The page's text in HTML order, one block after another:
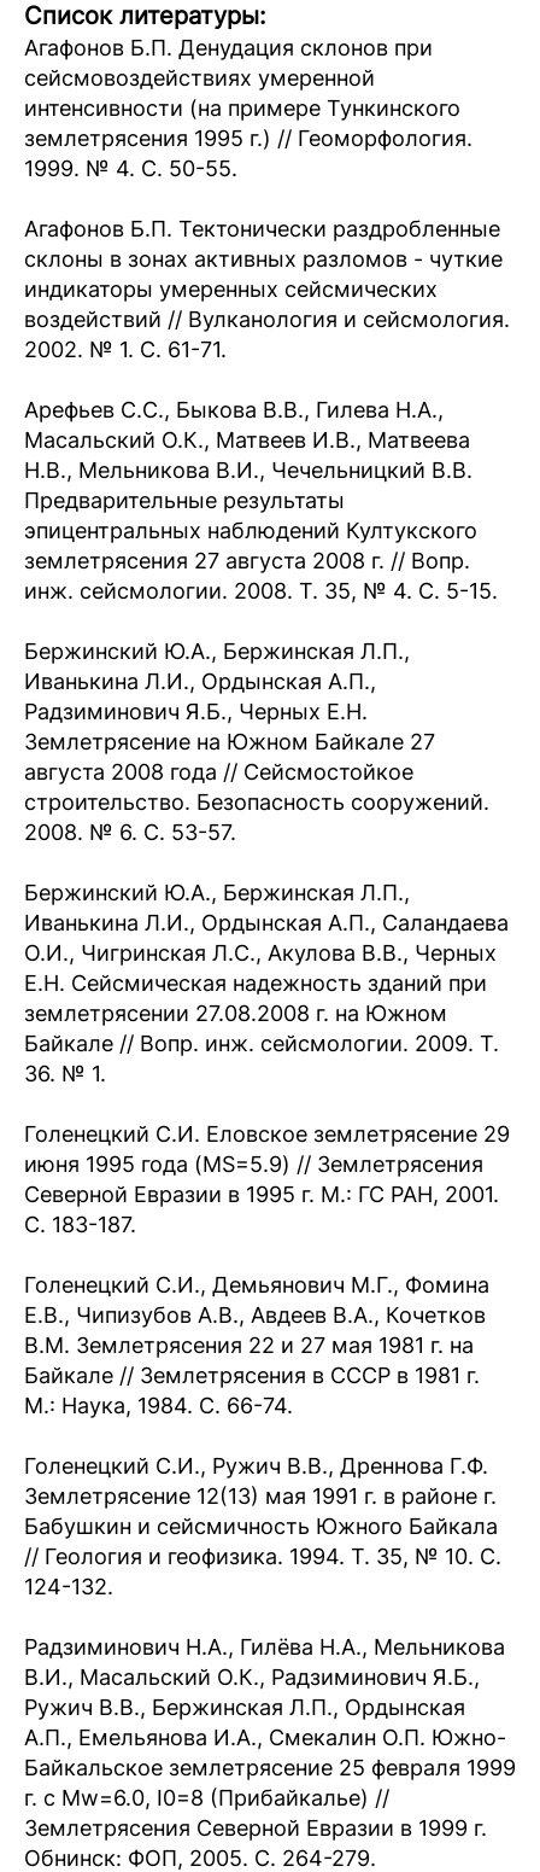
Список литературы:
Агафонов Б.П. Денудация склонов при
сейсмовоздействиях умеренной
интенсивности (на примере Тункинского
землетрясения 1995 г.) // Геоморфология.
1999. № 4. С. 50-55.
Агафонов Б.П. Тектонически раздробленные
склоны в зонах активных разломов - чуткие
индикаторы умеренных сейсмических
воздействий // Вулканология и сейсмология.
2002. № 1. С. 61-71.
Арефьев С.С., Быкова В.В., Гилева Н.А.,
Масальский О.К., Матвеев И.В., Матвеева
Н.В., Мельникова В.И., Чечельницкий В.В.
Предварительные результаты
эпицентральных наблюдений Култукского
землетрясения 27 августа 2008 г. // Вопр.
инж. сейсмологии. 2008. Т. 35, № 4. С. 5-15.
Бержинский Ю.А., Бержинская Л.П.,
Иванькина Л.И., Ордынская А.П.,
Радзиминович Я.Б., Черных Е.Н.
Землетрясение на Южном Байкале 27
августа 2008 года // Сейсмостойкое
строительство. Безопасность сооружений.
2008. № 6. С. 53-57.
Бержинский Ю.А., Бержинская Л.П.,
Иванькина Л.И., Ордынская А.П., Саландаева
О.И., Чигринская Л.С., Акулова В.В., Черных
Е.Н. Сейсмическая надежность зданий при
землетрясении 27.08.2008 г. на Южном
Байкале // Вопр. инж. сейсмологии. 2009. Т.
36. № 1.
Голенецкий С.И. Еловское землетрясение 29
июня 1995 года (MS=5.9) // Землетрясения
Северной Евразии в 1995 г. М.: ГС РАН, 2001.
С. 183-187.
Голенецкий С.И., Демьянович М.Г., Фомина
Е.В., Чипизубов А.В., Авдеев В.А., Кочетков
В.М. Землетрясения 22 и 27 мая 1981 г. на
Байкале // Землетрясения в СССР в 1981 г.
М.: Наука, 1984. С. 66-74.
Голенецкий С.И., Ружич В.В., Дреннова Г.Ф.
Землетрясение 12(13) мая 1991 г. в районе г.
Бабушкин и сейсмичность Южного Байкала
// Геология и геофизика. 1994. Т. 35, № 10. С.
124-132.
Радзиминович Н.А., Гилёва Н.А., Мельникова
В.И., Масальский О.К., Радзиминович Я.Б.,
Ружич В.В., Бержинская Л.П., Ордынская
А.П., Емельянова И.А., Смекалин О.П. Южно-
Байкальское землетрясение 25 февраля 1999
г. с Mw=6.0, I0=8 (Прибайкалье) //
Землетрясения Северной Евразии в 1999 г.
Обнинск: ФОП, 2005. С. 264-279.